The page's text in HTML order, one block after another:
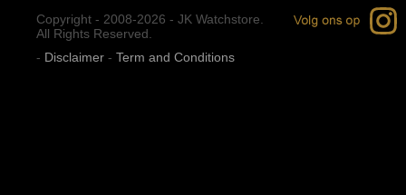
Copyright - 2008-2026 - JK Watchstore.
All Rights Reserved.
- Disclaimer - Term and Conditions